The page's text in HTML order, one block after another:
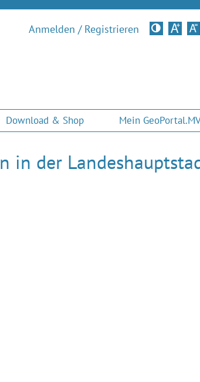
Anmelden / Registrieren
Download & Shop Mein
in der